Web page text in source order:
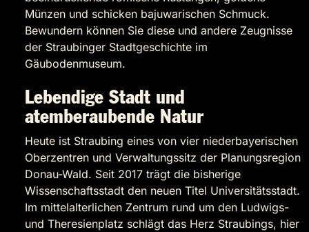
Münzen und schicken bajuwarischen Schmuck.
Bewundern können Sie diese und andere Zeugnisse
der Straubinger Stadtgeschichte im
Gäubodenmuseum.
Lebendige Stadt und
atemberaubende Natur
Heute ist Straubing eines von vier niederbayerischen
Oberzentren und Verwaltungssitz der Planungsregion
Donau-Wald. Seit 2017 trägt die bisherige
Wissenschaftsstadt den neuen Titel Universitätsstadt.
Im mittelalterlichen Zentrum rund um den Ludwigs-
und Theresienplatz schlägt das Herz Straubings, hier